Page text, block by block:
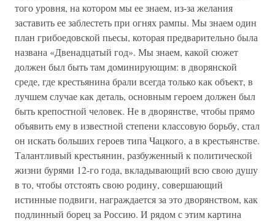
того уровня, на котором мы ее знаем, из-за желания
заставить ее заблестеть при огнях рампы. Мы знаем один
план грибоедовской пьесы, которая предварительно была
названа «Двенадцатый год». Мы знаем, какой сюжет
должен был быть там доминирующим: в дворянской
среде, где крестьянина брали всегда только как объект, в
лучшем случае как деталь, основным героем должен был
быть крепостной человек. Не в дворянстве, чтобы прямо
объявить ему в известной степени классовую борьбу, стал
он искать больших героев типа Чацкого, а в крестьянстве.
Талантливый крестьянин, разбуженный к политической
жизни бурями 12-го года, вкладывающий всю свою душу
в то, чтобы отстоять свою родину, совершающий
истинные подвиги, награждается за это дворянством, как
подлинный борец за Россию. И рядом с этим картина